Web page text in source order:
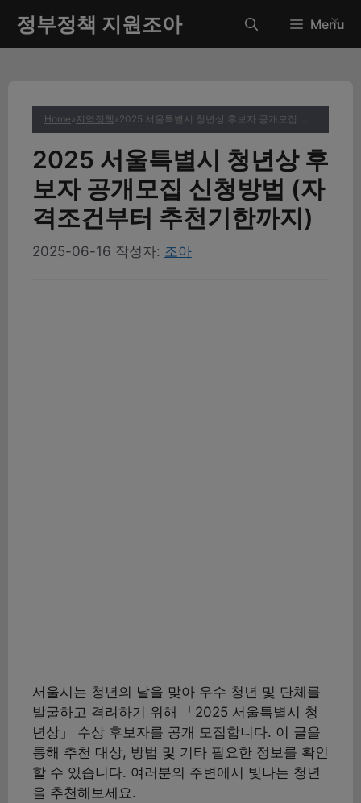
츠
정부정책 지원조아 Menu
Home»지역정책 » 2025 서울특별시 청년상 후보자 공개모집 신청방법 (자격조건부터 추천기한까지)
2025 서울특별시 청년상 후
보자 공개모집 신청방법 (자
격조건부터 추천기한까지)
2025-06-16 작성자: 조아
서울시는 청년의 날을 맞아 우수 청년 및 단체를
발굴하고 격려하기 위해 「2025 서울특별시 청
년상」 수상 후보자를 공개 모집합니다. 이 글을
통해 추천 대상, 방법 및 기타 필요한 정보를 확인
할 수 있습니다. 여러분의 주변에서 빛나는 청년
을 추천해보세요.
✕